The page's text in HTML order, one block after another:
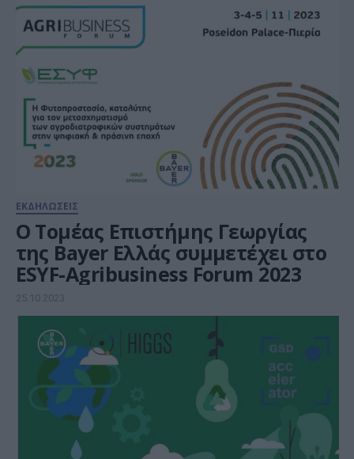
ΕΚΔΗΛΩΣΕΙΣ
O Τομέας Επιστήμης Γεωργίας
της Bayer Ελλάς συμμετέχει στο
ESYF-Agribusiness Forum 2023
25.10.2023